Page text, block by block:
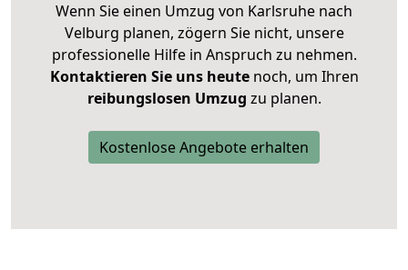
Wenn Sie einen Umzug von Karlsruhe nach
Velburg planen, zögern Sie nicht, unsere
professionelle Hilfe in Anspruch zu nehmen.
Kontaktieren Sie uns heutenoch, um Ihren
reibungslosen Umzug zu planen.
Kostenlose Angebote erhalten